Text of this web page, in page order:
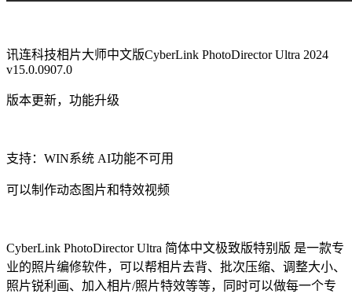
讯连科技相片大师中文版CyberLink PhotoDirector Ultra 2024
v15.0.0907.0
版本更新，功能升级
支持：WIN系统 AI功能不可用
可以制作动态图片和特效视频
CyberLink PhotoDirector Ultra 简体中文极致版特别版 是一款专
业的照片编修软件，可以帮相片去背、批次压缩、调整大小、
照片锐利画、加入相片/照片特效等等，同时可以做每一个专